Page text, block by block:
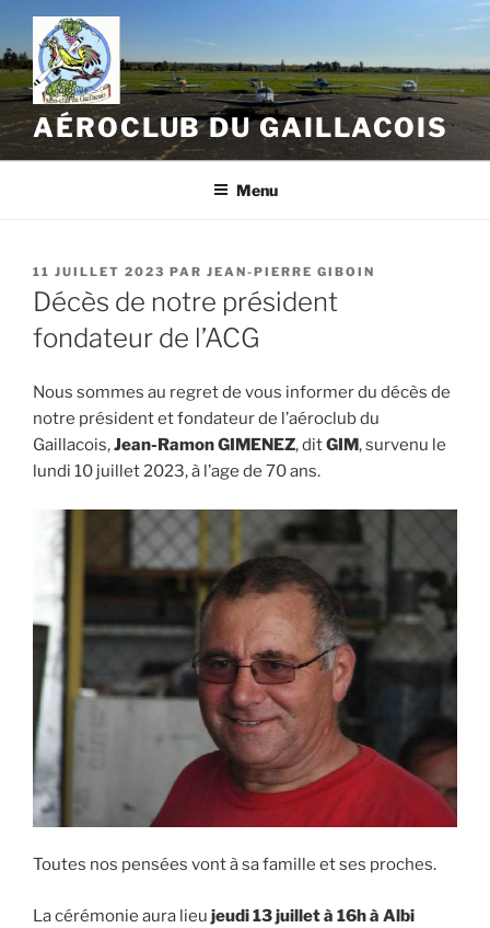
Aller
contenu
principal
AÉROCLUB DU GAILLACOIS
Menu
PUBLIÉ
LE
11 JUILLET 2023 PAR JEAN-PIERRE GIBOIN
Décès de notre président
fondateur de l’ACG
Nous sommes au regret de vous informer du décès de
notre président et fondateur de l’aéroclub du
Gaillacois,Jean-Ramon GIMENEZ, ditGIM, survenu le
lundi 10 juillet 2023, à l’age de 70 ans.
Toutes nos pensées vont à sa famille et ses proches.
La cérémonie aura lieu jeudi 13 juillet à 16h à Albi